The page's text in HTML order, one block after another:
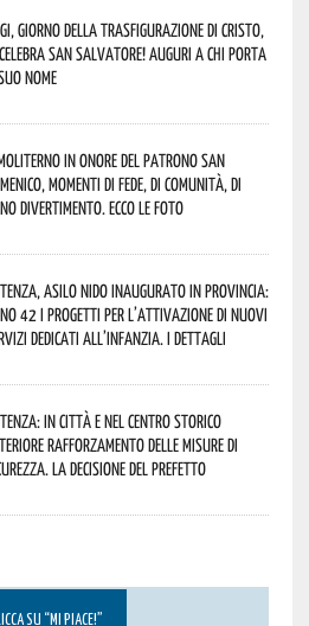
giorno della Trasfigurazione di Cristo,
San Salvatore! Auguri a chi porta
nome
in onore del Patrono San
momenti di fede, di comunità, di
divertimento. Ecco le foto
asilo nido inaugurato in provincia:
42 i progetti per l’attivazione di nuovi
dedicati all’infanzia. I dettagli
in città e nel centro storico
rafforzamento delle misure di
La decisione del Prefetto
SU “MI PIACE!”